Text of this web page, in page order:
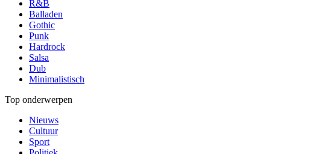
R&B
Balladen
Gothic
Punk
Hardrock
Salsa
Dub
Minimalistisch
Top onderwerpen
Nieuws
Cultuur
Sport